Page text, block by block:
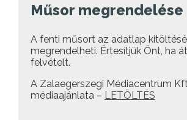
Műsor megrendelése
A fenti műsort az adatlap
megrendelheti. Értesítjük Önt, ha
felvételt.
A Zalaegerszegi Médiacentrum
médiaajánlata – LETÖLTÉS